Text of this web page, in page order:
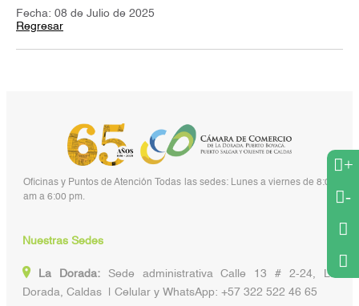
Fecha: 08 de Julio de 2025
Regresar
+
-
Oficinas y Puntos de Atención Todas las sedes: Lunes a viernes de 8:00
am a 6:00 pm.
Nuestras Sedes
La Dorada:Sede administrativa Calle 13 # 2-24, La
Dorada, Caldas | Celular y WhatsApp: +57 322 522 46 65